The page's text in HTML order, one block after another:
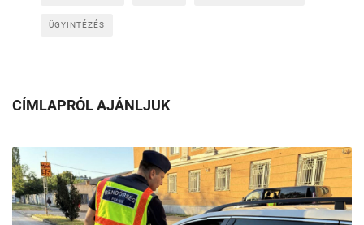
ÜGYINTÉZÉS
CÍMLAPRÓL AJÁNLJUK